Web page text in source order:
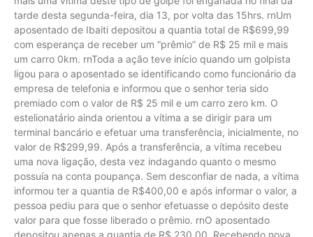
tarde desta segunda-feira, dia 13, por volta das 15hrs. rnUm
aposentado de Ibaiti depositou a quantia total de R$699,99
com esperança de receber um “prêmio” de R$ 25 mil e mais
um carro 0km. rnToda a ação teve início quando um golpista
ligou para o aposentado se identificando como funcionário da
empresa de telefonia e informou que o senhor teria sido
premiado com o valor de R$ 25 mil e um carro zero km. O
estelionatário ainda orientou a vítima a se dirigir para um
terminal bancário e efetuar uma transferência, inicialmente, no
valor de R$299,99. Após a transferência, a vítima recebeu
uma nova ligação, desta vez indagando quanto o mesmo
possuía na conta poupança. Sem desconfiar de nada, a vítima
informou ter a quantia de R$400,00 e após informar o valor, a
pessoa pediu para que o senhor efetuasse o depósito deste
valor para que fosse liberado o prêmio. rnO aposentado
depositou apenas a quantia de R$ 230,00. Recebendo nova